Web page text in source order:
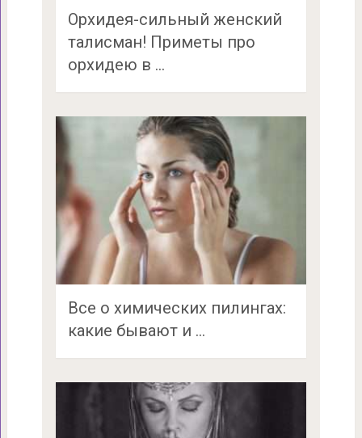
Орхидея-сильный женский
талисман! Приметы про
орхидею в …
Все о химических пилингах:
какие бывают и …